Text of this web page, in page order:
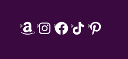
AmazonInstagramFacebook
TikTokPinterest